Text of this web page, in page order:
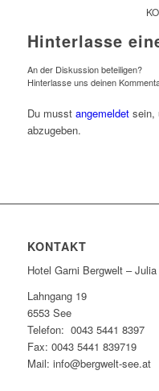
Hinterlasse
An der Diskussion beteiligen?
Hinterlasse uns deinen
Du musst angemeldetsein,
abzugeben.
KONTAKT
Hotel Garni Bergwelt –
Lahngang 19
6553 See
Telefon: 0043 5441 8397
Fax: 0043 5441 839719
Mail: info@bergwelt-see.at